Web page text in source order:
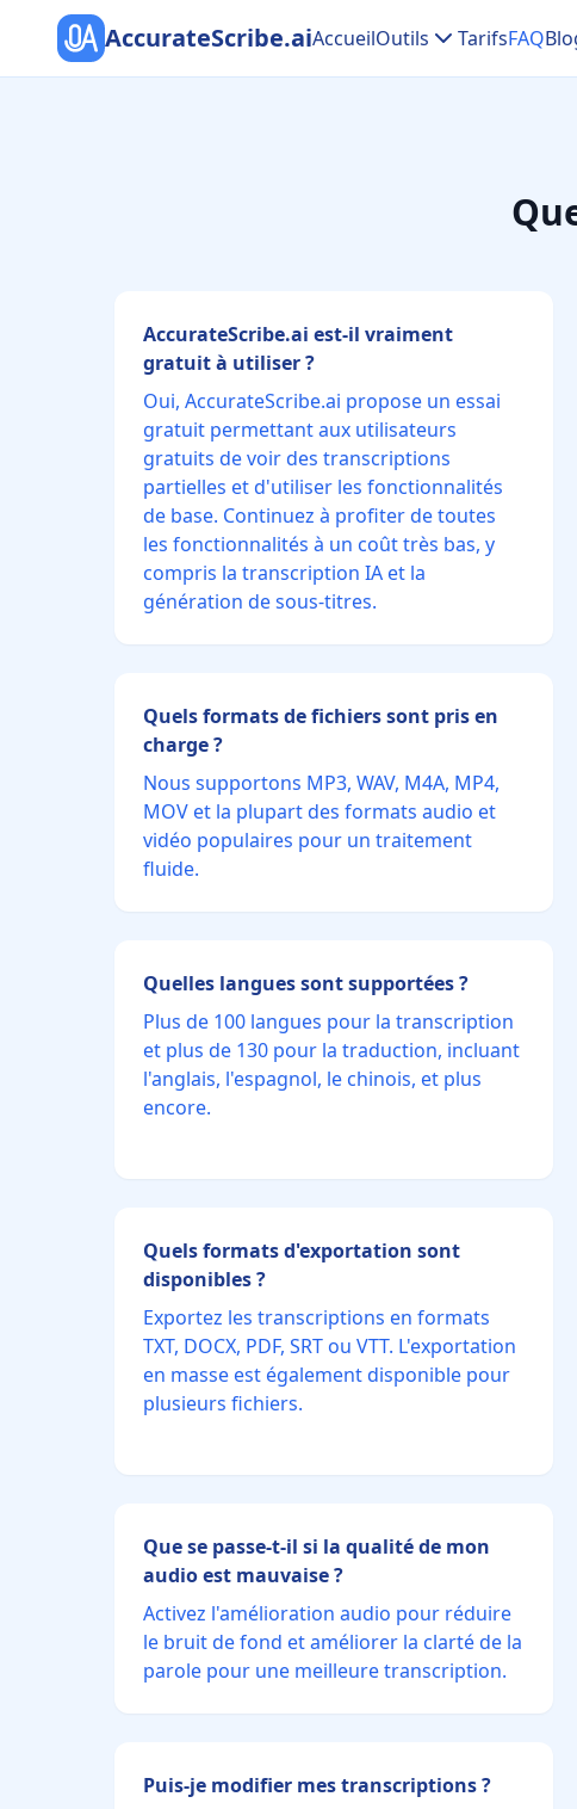
AccurateScribe.aiAccueilOutils TarifsFAQ
AccurateScribe.ai est-il vraiment
gratuit à utiliser ?
Oui, AccurateScribe.ai propose un essai
gratuit permettant aux utilisateurs
gratuits de voir des transcriptions
partielles et d'utiliser les fonctionnalités
de base. Continuez à profiter de toutes
les fonctionnalités à un coût très bas, y
compris la transcription IA et la
génération de sous-titres.
Quels formats de fichiers sont pris en
charge ?
Nous supportons MP3, WAV, M4A, MP4,
MOV et la plupart des formats audio et
vidéo populaires pour un traitement
fluide.
Quelles langues sont supportées ?
Plus de 100 langues pour la transcription
et plus de 130 pour la traduction, incluant
l'anglais, l'espagnol, le chinois, et plus
encore.
Quels formats d'exportation sont
disponibles ?
Exportez les transcriptions en formats
TXT, DOCX, PDF, SRT ou VTT. L'exportation
en masse est également disponible pour
plusieurs fichiers.
Que se passe-t-il si la qualité de mon
audio est mauvaise ?
Activez l'amélioration audio pour réduire
le bruit de fond et améliorer la clarté de la
parole pour une meilleure transcription.
Puis-je modifier mes transcriptions ?